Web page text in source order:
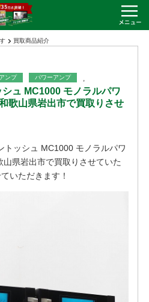
買取商品紹介
アンプ ,
パワーアンプ
ュ MC1000 モノラルパワ
歌山県岩出市で買取りさせ
トッシュ MC1000 モノラルパワ
県岩出市で買取りさせていた
いただきます！